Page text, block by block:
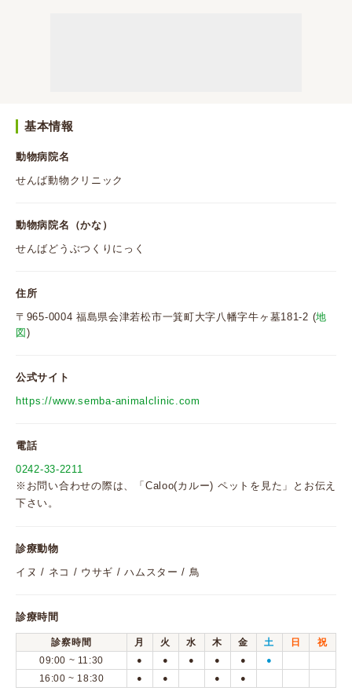
基本情報
動物病院名
せんば動物クリニック
動物病院名（かな）
せんばどうぶつくりにっく
住所
〒965-0004 福島県会津若松市一箕町大字八幡字牛ヶ墓181-2 (地
図 )
公式サイト
https://www.semba-animalclinic.com
電話
0242-33-2211
※お問い合わせの際は、「Caloo(カルー) ペットを見た」とお伝え
下さい。
診療動物
イヌ / ネコ / ウサギ / ハムスター / 鳥
診療時間
診察時間 月 火 水 木 金 土 日
祝
09:00 ~ 11:30
● ● ● ● ● ●
16:00 ~ 18:30 ● ● ● ●